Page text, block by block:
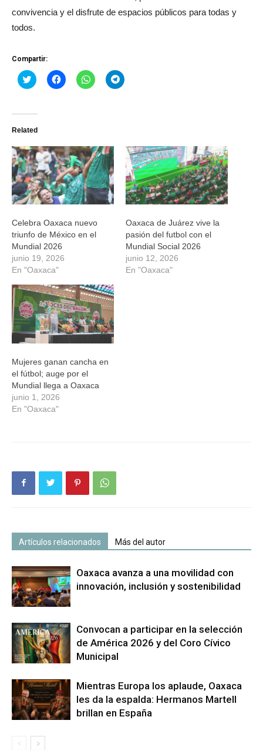
convivencia y el disfrute de espacios públicos para todas y
todos.
Compartir:
Haz
clic
Twitter
abre
una
ventana
nueva)
Haz
clic
una
ventana
nueva)
Haz
clic
una
ventana
nueva)
Haz
clic
una
ventana
nueva)
Related
Celebra Oaxaca nuevo
triunfo de México en el
Mundial 2026
junio 19, 2026
En "Oaxaca"
Oaxaca de Juárez vive la
pasión del futbol con el
Mundial Social 2026
junio 12, 2026
En "Oaxaca"
Mujeres ganan cancha en
el fútbol; auge por el
Mundial llega a Oaxaca
junio 1, 2026
En "Oaxaca"
Artículos relacionados Más del autor
Oaxaca avanza a una movilidad con
innovación, inclusión y sostenibilidad
Convocan a participar en la selección
de América 2026 y del Coro Cívico
Municipal
Mientras Europa los aplaude, Oaxaca
les da la espalda: Hermanos Martell
brillan en España